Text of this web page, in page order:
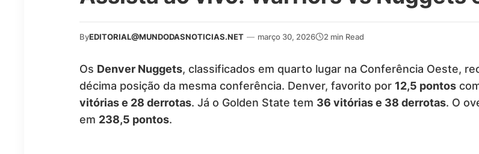
ByEDITORIAL@MUNDODASNOTICIAS.NET — março 30, 2026 2 min Read
Os Denver Nuggets, classificados em quarto lugar na Conferência Oeste,
décima posição da mesma conferência. Denver, favorito por 12,5 pontos
vitórias e 28 derrotas. Já o Golden State tem 36 vitórias e 38 derrotas. O
em 238,5 pontos.